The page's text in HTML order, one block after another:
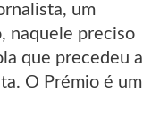
um
naquele preciso
que precedeu a
O Prémio é um